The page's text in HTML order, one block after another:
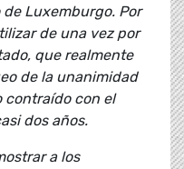
Luxemburgo. Por
de una vez por
que realmente
de la unanimidad
contraído con el
dos años.
a los